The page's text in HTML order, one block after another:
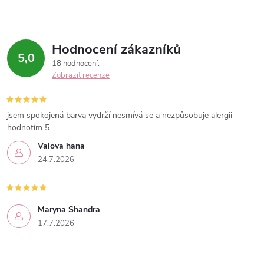
5,0 Hodnocení zákazníků
18 hodnocení
Zobrazit recenze
Valova hana
24.7.2026
jsem spokojená barva vydrží nesmívá se a nezpůsobuje alergii
hodnotím 5
Maryna Shandra
17.7.2026